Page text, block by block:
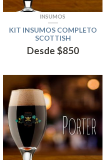
INSUMOS
KIT INSUMOS COMPLETO
SCOTTISH
Desde $850